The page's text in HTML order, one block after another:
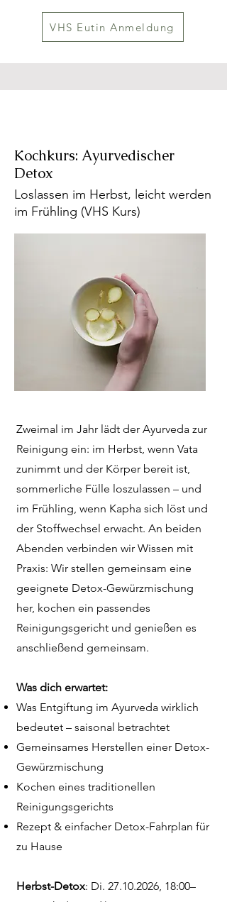
VHS Eutin Anmeldung
Kochkurs: Ayurvedischer
Detox
Loslassen im Herbst, leicht werden
im Frühling (VHS Kurs)
Zweimal im Jahr lädt der Ayurveda zur
Reinigung ein: im Herbst, wenn Vata
zunimmt und der Körper bereit ist,
sommerliche Fülle loszulassen – und
im Frühling, wenn Kapha sich löst und
der Stoffwechsel erwacht. An beiden
Abenden verbinden wir Wissen mit
Praxis: Wir stellen gemeinsam eine
geeignete Detox-Gewürzmischung
her, kochen ein passendes
Reinigungsgericht und genießen es
anschließend gemeinsam.
Was dich erwartet:
Was Entgiftung im Ayurveda wirklich
bedeutet – saisonal betrachtet
Gemeinsames Herstellen einer Detox-
Gewürzmischung
Kochen eines traditionellen
Reinigungsgerichts
Rezept & einfacher Detox-Fahrplan für
zu Hause
Herbst-Detox: Di. 27.10.2026, 18:00–